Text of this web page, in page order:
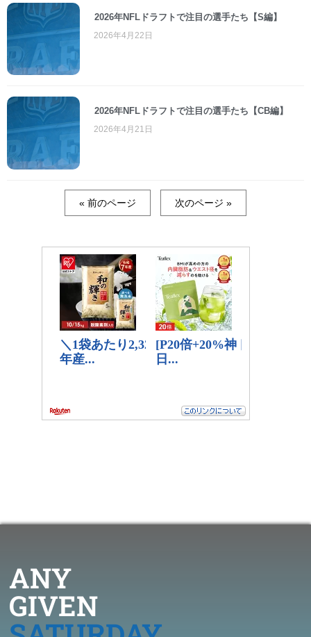
2026年NFLドラフトで注目の選手たち【S編】
2026年4月22日
2026年NFLドラフトで注目の選手たち【CB編】
2026年4月21日
« 前のページ 次のページ »
ANY
GIVEN